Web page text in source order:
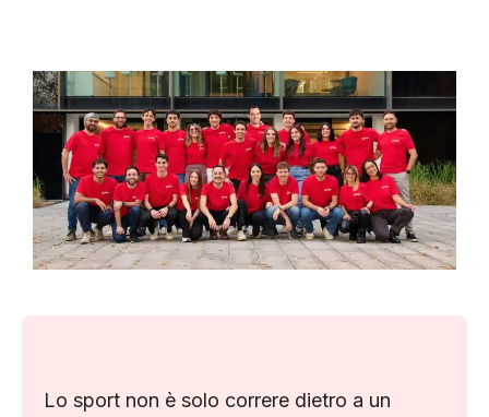
Lo sport non è solo correre dietro a un